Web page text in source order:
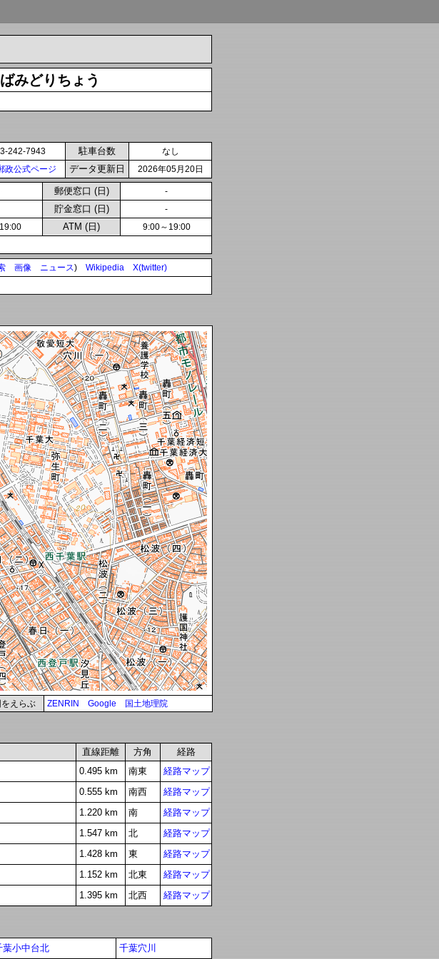
みどりちょう
242-7943 駐車台数 なし
政公式ページ データ更新日 2026年05月20日
郵便窓口 (日) -
貯金窓口 (日) -
ATM (日) 9:00～19:00
画像 ニュース) Wikipedia X(twitter)
えらぶ ZENRIN Google 国土地理院
直線距離 方角
経路
0.495 km 南東
経路マップ
0.555 km 南西
経路マップ
1.220 km 南
経路マップ
1.547 km 北
経路マップ
1.428 km 東
経路マップ
1.152 km 北東
経路マップ
1.395 km 北西 経路マップ
葉小中台北 千葉穴川